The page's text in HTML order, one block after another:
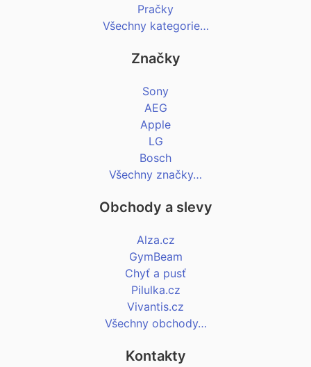
Pračky
Všechny kategorie…
Značky
Sony
AEG
Apple
LG
Bosch
Všechny značky…
Obchody a slevy
Alza.cz
GymBeam
Chyť a pusť
Pilulka.cz
Vivantis.cz
Všechny obchody…
Kontakty